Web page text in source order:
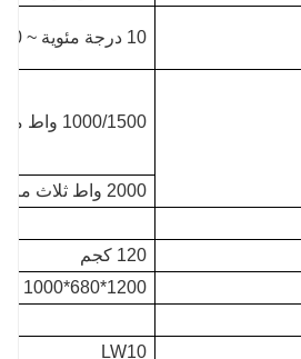
10 درجة مئوية ~ 40 درجة مئوية
1000/1500 واط مرحلة واحدة 220 فولت
2000 واط ثلاث مراحل 380 فولت
120 كجم
1200*680*1000 مللي متر
LW10